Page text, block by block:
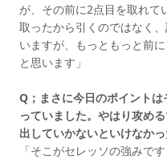
が、その前に2点目を取れて
取ったから引くのではなく
いますが、もっともっと前
と思います」
Q；まさに今日のポイント
っていました。やはり攻め
出していかないといけなかっ
「そこがセレッソの強みで